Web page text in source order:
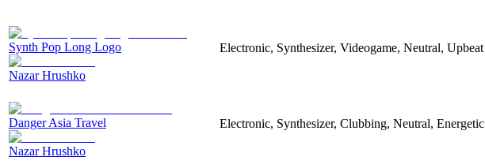
Synth Pop Long Logo
Nazar Hrushko
Electronic, Synthesizer, Videogame, Neutral, Upbeat
Danger Asia Travel
Nazar Hrushko
Electronic, Synthesizer, Clubbing, Neutral, Energetic